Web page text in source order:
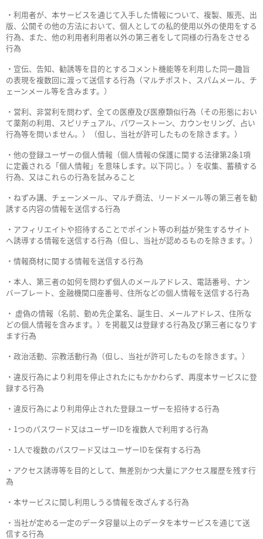
・利用者が、本サービスを通じて入手した情報について、複製、販売、出
版、公開その他の方法において、個人としての私的使用以外の使用をする
行為、また、他の利用者利用者以外の第三者をして同様の行為をさせる
行為
・宣伝、告知、勧誘等を目的とするコメント機能等を利用した同一趣旨
の表現を複数回に渡って送信する行為（マルチポスト、スパムメール、チ
ェーンメール等を含みます。）
・営利、非営利を問わず、全ての医療及び医療類似行為（その形態におい
て薬剤の利用、スピリチュアル、パワーストーン、カウンセリング、占い
行為等を問いません。）（但し、当社が許可したものを除きます。）
・他の登録ユーザーの個人情報（個人情報の保護に関する法律第2条1項
に定義される「個人情報」を意味します。以下同じ。）を収集、蓄積する
行為、又はこれらの行為を試みること
・ねずみ講、チェーンメール、マルチ商法、リードメール等の第三者を勧
誘する内容の情報を送信する行為
・アフィリエイトや招待することでポイント等の利益が発生するサイト
へ誘導する情報を送信する行為（但し、当社が認めるものを除きます。）
・情報商材に関する情報を送信する行為
・本人、第三者の如何を問わず個人のメールアドレス、電話番号、ナン
バープレート、金融機関口座番号、住所などの個人情報を送信する行為
・ 虚偽の情報（名前、勤め先企業名、誕生日、メールアドレス、住所な
どの個人情報を含みます。）を掲載又は登録する行為及び第三者になりす
ます行為
・政治活動、宗教活動行為（但し、当社が許可したものを除きます。）
・違反行為により利用を停止されたにもかかわらず、再度本サービスに登
録する行為
・違反行為により利用停止された登録ユーザーを招待する行為
・1つのパスワード又はユーザーIDを複数人で利用する行為
・1人で複数のパスワード又はユーザーIDを保有する行為
・アクセス誘導等を目的として、無差別かつ大量にアクセス履歴を残す行
為
・本サービスに関し利用しうる情報を改ざんする行為
・当社が定める一定のデータ容量以上のデータを本サービスを通じて送
信する行為